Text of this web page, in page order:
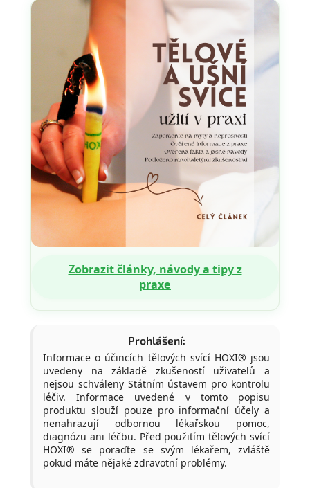
Zobrazit články, návody a tipy z
praxe
Prohlášení:
Informace o účincích tělových svící HOXI® jsou
uvedeny na základě zkušeností uživatelů a
nejsou schváleny Státním ústavem pro kontrolu
léčiv. Informace uvedené v tomto popisu
produktu slouží pouze pro informační účely a
nenahrazují odbornou lékařskou pomoc,
diagnózu ani léčbu. Před použitím tělových svící
HOXI® se poraďte se svým lékařem, zvláště
pokud máte nějaké zdravotní problémy.